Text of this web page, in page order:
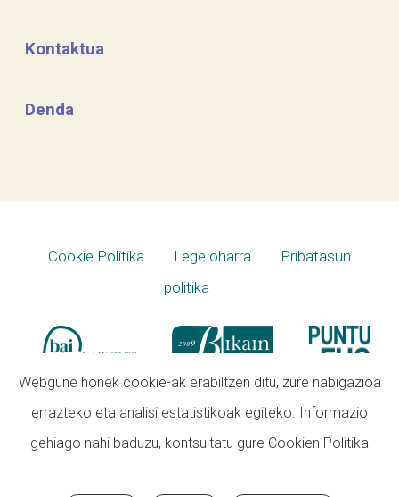
Kontaktua
Denda
Cookie Politika Lege oharra
Pribatasun
politika
Webgune honek cookie-ak erabiltzen ditu, zure nabigazioa
errazteko eta analisi estatistikoak egiteko. Informazio
gehiago nahi baduzu, kontsultatu gure Cookien Politika